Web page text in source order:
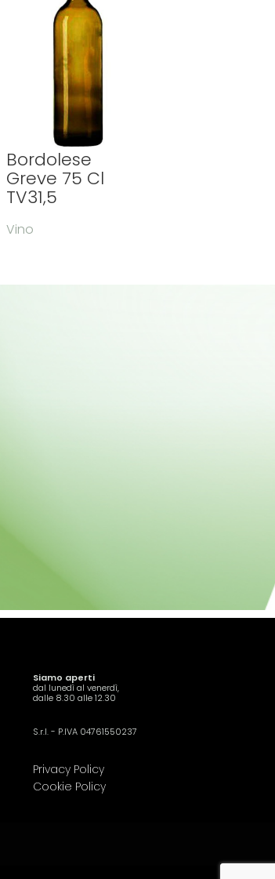
Bordolese
Greve 75 Cl
TV31,5
Vino
Siamo aperti
dal lunedì al venerdì,
dalle 8.30 alle 12.30
S.r.l. - P.IVA 04761550237
Privacy Policy
Cookie Policy